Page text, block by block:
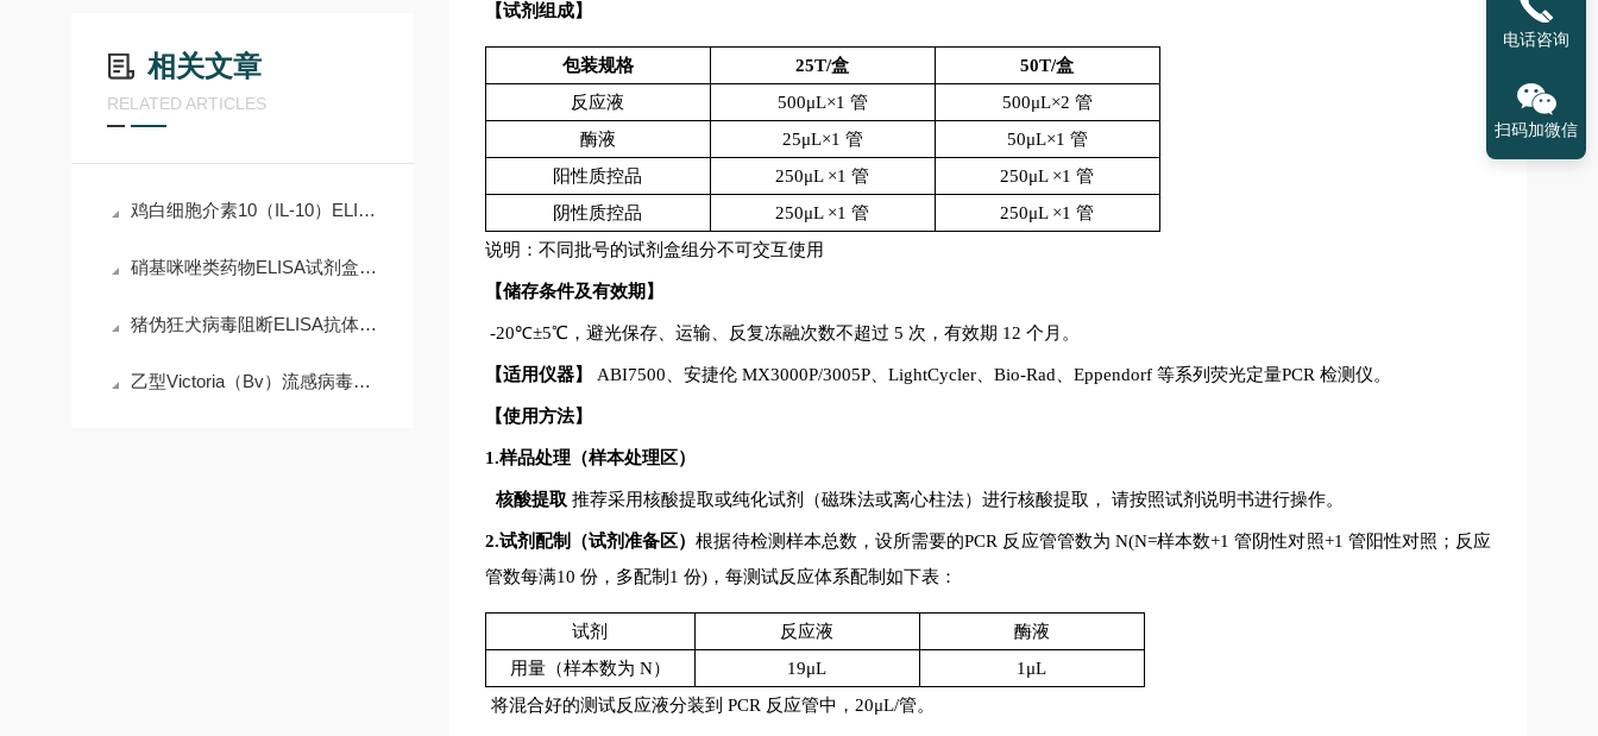
相关文章
RELATED ARTICLES
鸡白细胞介素10（IL-10）ELISA试剂盒说明书
硝基咪唑类药物ELISA试剂盒说明
猪伪狂犬病毒阻断ELISA抗体检测试剂盒使用说明书
乙型Victoria（Bv）流感病毒检测试剂盒（实时荧光PCR法）使用说明
【试剂组成】
包装规格 25T/盒 50T/盒
反应液
500μL×1 管
500μL×2 管
酶液
25μL×1 管
50μL×1 管
阳性质控品
250μL ×1 管
250μL ×1 管
阴性质控品
250μL ×1 管
250μL ×1 管
说明：不同批号的试剂盒组分不可交互使用
【储存条件及有效期】
-20℃±5℃，避光保存、运输、反复冻融次数不超过 5 次，有效期 12 个月。
【适用仪器】 ABI7500 、安捷伦 MX3000P/3005P、 LightCycler、 Bio-Rad Eppendorf 等系列荧光定量PCR 检测仪。
【使用方法】
1.样品处理（样本处理区）
核酸提取 推荐采用核酸提取或纯化试剂（磁珠法或离心柱法）进行核酸提取， 请按照试剂说明书进行操作。
2.试剂配制（试剂准备区）根据待检测样本总数，设所需要的PCR 反应管管数为 N(N=样本数+1管阴性对照+1 管阳性对照；反应
管数每满10 份，多配制 1 份)，每测试反应体系配制如下表：
试剂 反应液
酶液
用量（样本数为 N） 19μL
1μL
将混合好的测试反应液分装到 PCR 反应管中， 20μL/管。
电话咨询
扫码加微信